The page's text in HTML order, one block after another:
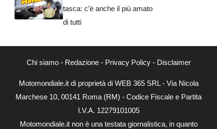
tasca: c’è anche il più amato
di tutti
Chi siamo- Redazione- Privacy Policy- Disclaimer
Motomondiale.it di proprietà di WEB 365 SRL - Via Nicola
Marchese 10, 00141 Roma (RM) - Codice Fiscale e Partita
I.V.A. 12279101005
Motomondiale.it non è una testata giornalistica, in quanto